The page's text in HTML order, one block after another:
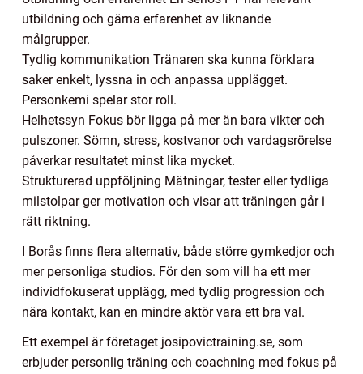
utbildning och gärna erfarenhet av liknande
målgrupper.
Tydlig kommunikation Tränaren ska kunna förklara
saker enkelt, lyssna in och anpassa upplägget.
Personkemi spelar stor roll.
Helhetssyn Fokus bör ligga på mer än bara vikter och
pulszoner. Sömn, stress, kostvanor och vardagsrörelse
påverkar resultatet minst lika mycket.
Strukturerad uppföljning Mätningar, tester eller tydliga
milstolpar ger motivation och visar att träningen går i
rätt riktning.
I Borås finns flera alternativ, både större gymkedjor och
mer personliga studios. För den som vill ha ett mer
individfokuserat upplägg, med tydlig progression och
nära kontakt, kan en mindre aktör vara ett bra val.
Ett exempel är företaget josipovictraining.se, som
erbjuder personlig träning och coachning med fokus på